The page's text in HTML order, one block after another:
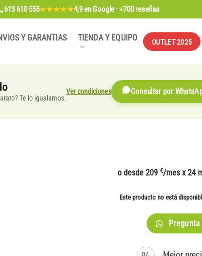
613 610 555★★★★★4,9en Google · +700 reseñas
Y GARANTIAS TIENDA Y EQUIPO OUTLET 2025
Te lo igualamos.
Ver condiciones Consultar por
o desde 209 €/mes x 24
Este producto no está